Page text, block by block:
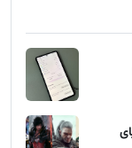
دنیای